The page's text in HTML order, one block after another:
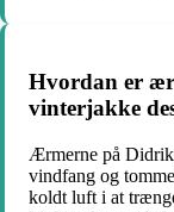
Hvordan er
vinterjakke
Ærmerne på
vindfang og
koldt luft i at